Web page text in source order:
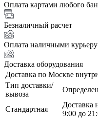
Оплата картами любого
Безналичный расчет
Оплата наличными курьеру
Доставка оборудования
Доставка по Москве
Тип доставки/
вывоза
Стандартная
Доставка
9:00 до